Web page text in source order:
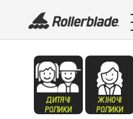
ДИТЯЧІ
РОЛИКИ
ЖІНОЧІ
РОЛИКИ